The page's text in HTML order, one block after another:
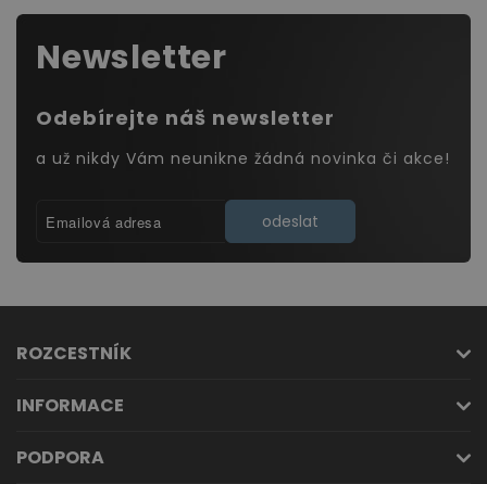
Newsletter
Odebírejte náš newsletter
a už nikdy Vám neunikne žádná novinka či akce!
odeslat
ROZCESTNÍK
INFORMACE
PODPORA